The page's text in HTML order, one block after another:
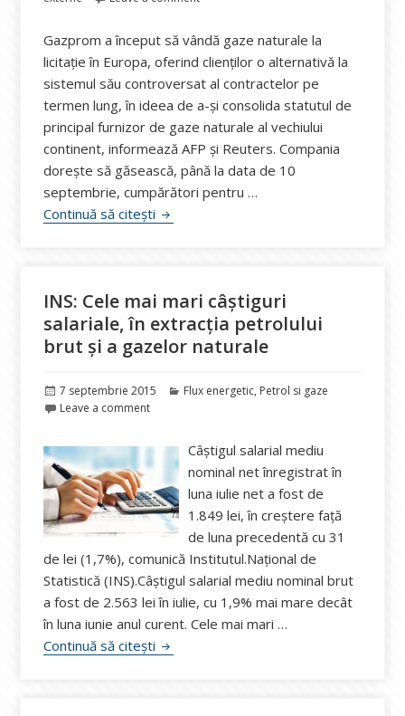
Gazprom a început să vândă gaze naturale la
licitație în Europa, oferind clienților o alternativă la
sistemul său controversat al contractelor pe
termen lung, în ideea de a-și consolida statutul de
principal furnizor de gaze naturale al vechiului
continent, informează AFP și Reuters. Compania
dorește să găsească, până la data de 10
septembrie, cumpărători pentru …
Continuă să citești Gazprom vinde gaze naturale la
INS: Cele mai mari câștiguri
salariale, în extracția petrolului
brut și a gazelor naturale
Publicat
pe
7 septembrie 2015 Categorii
Flux energetic, Petrol si gaze
Leave a comment
Câștigul salarial mediu
nominal net înregistrat în
luna iulie net a fost de
1.849 lei, în creștere față
de luna precedentă cu 31
de lei (1,7%), comunică Institutul.Național de
Statistică (INS).Câștigul salarial mediu nominal brut
a fost de 2.563 lei în iulie, cu 1,9% mai mare decât
în luna iunie anul curent. Cele mai mari …
Continuă să citești INS: Cele mai mari câștiguri salariale,